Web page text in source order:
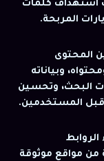
استهداف كلمات
المربحة.
وبياناته
البحث، وتحسين
قبل المستخدمين.
من مواقع موثوقة